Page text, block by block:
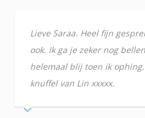
Lieve Saraa. Heel fijn
ook. Ik ga je zeker nog
helemaal blij toen ik
knuffel van Lin xxxxx.